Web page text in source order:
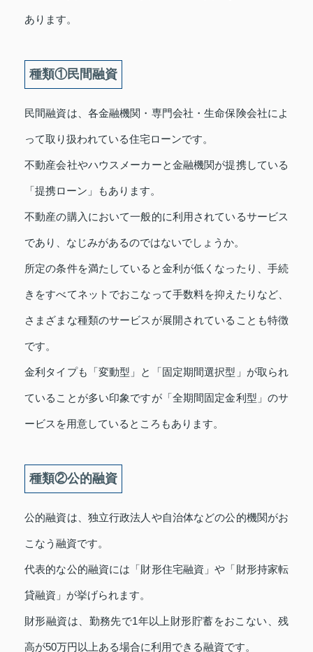
あります。
種類①民間融資
民間融資は、各金融機関・専門会社・生命保険会社によ
って取り扱われている住宅ローンです。
不動産会社やハウスメーカーと金融機関が提携している
「提携ローン」もあります。
不動産の購入において一般的に利用されているサービス
であり、なじみがあるのではないでしょうか。
所定の条件を満たしていると金利が低くなったり、手続
きをすべてネットでおこなって手数料を抑えたりなど、
さまざまな種類のサービスが展開されていることも特徴
です。
金利タイプも「変動型」と「固定期間選択型」が取られ
ていることが多い印象ですが「全期間固定金利型」のサ
ービスを用意しているところもあります。
種類②公的融資
公的融資は、独立行政法人や自治体などの公的機関がお
こなう融資です。
代表的な公的融資には「財形住宅融資」や「財形持家転
貸融資」が挙げられます。
財形融資は、勤務先で1年以上財形貯蓄をおこない、残
高が50万円以上ある場合に利用できる融資です。